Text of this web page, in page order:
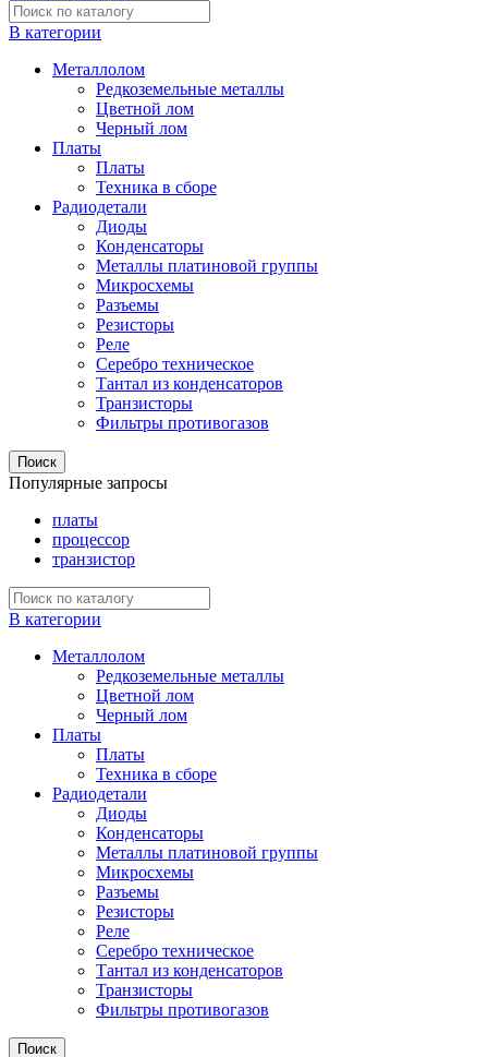
В категории
Металлолом
Редкоземельные металлы
Цветной лом
Черный лом
Платы
Платы
Техника в сборе
Радиодетали
Диоды
Конденсаторы
Металлы платиновой группы
Микросхемы
Разъемы
Резисторы
Реле
Серебро техническое
Тантал из конденсаторов
Транзисторы
Фильтры противогазов
Поиск
Популярные запросы
платы
процессор
транзистор
В категории
Металлолом
Редкоземельные металлы
Цветной лом
Черный лом
Платы
Платы
Техника в сборе
Радиодетали
Диоды
Конденсаторы
Металлы платиновой группы
Микросхемы
Разъемы
Резисторы
Реле
Серебро техническое
Тантал из конденсаторов
Транзисторы
Фильтры противогазов
Поиск